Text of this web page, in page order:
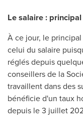
Le salaire :
À ce jour, le
celui du salaire
réglés depuis
conseillers de la
travaillent dans des
bénéficie d'un taux
depuis le 3 juillet